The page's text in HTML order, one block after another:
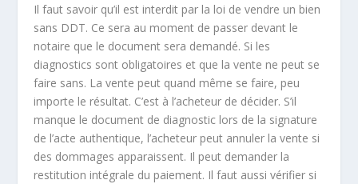
Il faut savoir qu’il est interdit par la loi de vendre un bien
sans DDT. Ce sera au moment de passer devant le
notaire que le document sera demandé. Si les
diagnostics sont obligatoires et que la vente ne peut se
faire sans. La vente peut quand même se faire, peu
importe le résultat. C’est à l’acheteur de décider. S’il
manque le document de diagnostic lors de la signature
de l’acte authentique, l’acheteur peut annuler la vente si
des dommages apparaissent. Il peut demander la
restitution intégrale du paiement. Il faut aussi vérifier si